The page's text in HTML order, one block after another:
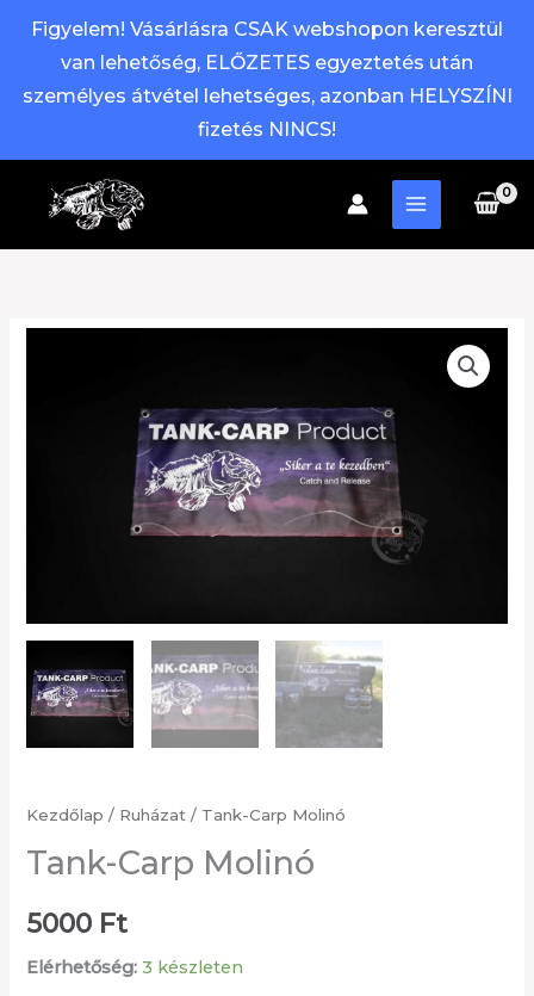
Figyelem! Vásárlásra CSAK webshopon keresztül
van lehetőség, ELŐZETES egyeztetés után
személyes átvétel lehetséges, azonban HELYSZÍNI
fizetés NINCS!
Kezdőlap / Ruházat / Tank-Carp Molinó
Tank-Carp Molinó
5000 Ft
Elérhetőség: 3 készleten